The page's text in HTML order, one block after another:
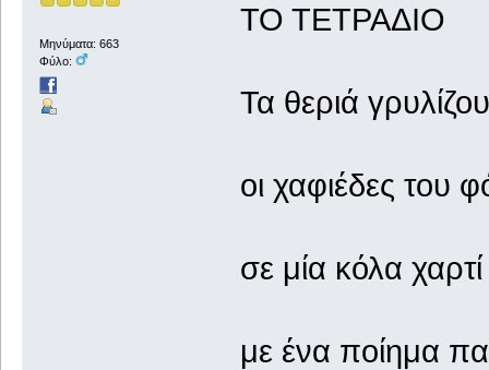
Μηνύματα: 663
Φύλο:
ΤΟ ΤΕΤΡΑΔΙΟ
Τα θεριά
οι χαφιέδες του
σε μία κόλα
με ένα ποίημα